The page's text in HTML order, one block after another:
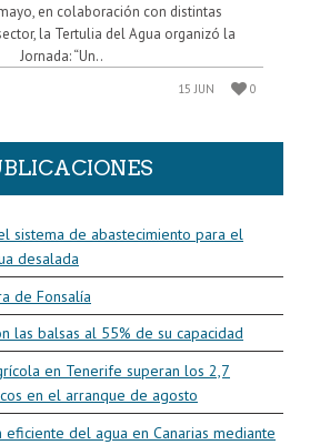
en colaboración con distintas
la Tertulia del Agua organizó la
Jornada: “Un..
15 JUN 0
sistema de abastecimiento para el
desalada
de Fonsalía
las balsas al 55% de su capacidad
en Tenerife superan los 2,7
en el arranque de agosto
del agua en Canarias mediante